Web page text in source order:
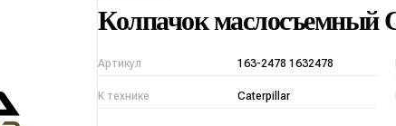
Колпачок маслосъемный
Артикул 163-2478 1632478
К технике Caterpillar